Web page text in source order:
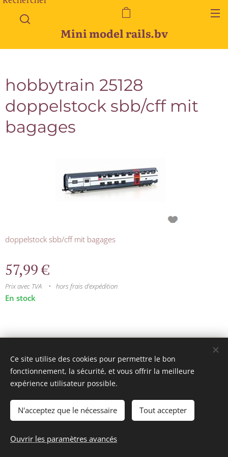
Mini model rails.bv
hobbytrain 25128
doppelstock sbb/cff mit
bagages
doppelstock sbb/cff mit bagages
57,99€
Prix avec TVA hors frais d'expédition
En stock
Ajouter au panier
mini model rails
Langues
Français
Nederlands
Ce site utilise des cookies pour permettre le bon
fonctionnement, la sécurité, et vous offrir la meilleure
expérience utilisateur possible.
N'acceptez que le nécessaire Tout accepter
Ouvrir les paramètres avancés